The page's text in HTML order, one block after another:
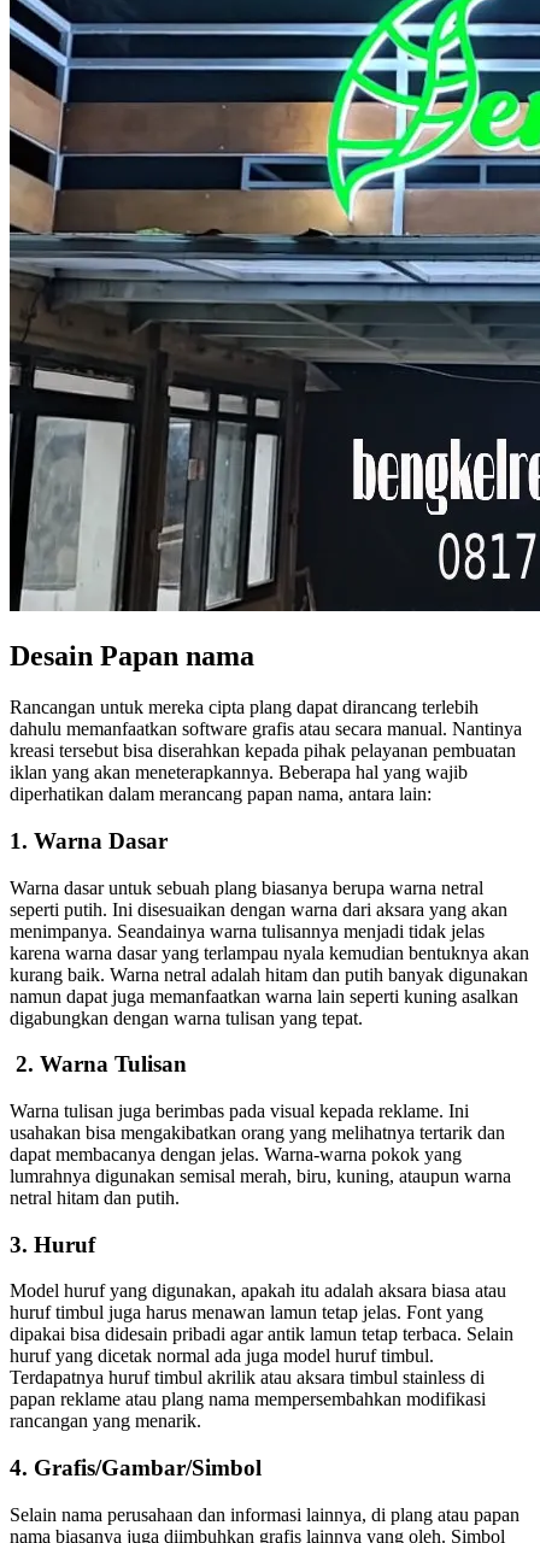
Desain Papan nama
Rancangan untuk mereka cipta plang dapat dirancang terlebih
dahulu memanfaatkan software grafis atau secara manual. Nantinya
kreasi tersebut bisa diserahkan kepada pihak pelayanan pembuatan
iklan yang akan meneterapkannya. Beberapa hal yang wajib
diperhatikan dalam merancang papan nama, antara lain:
1. Warna Dasar
Warna dasar untuk sebuah plang biasanya berupa warna netral
seperti putih. Ini disesuaikan dengan warna dari aksara yang akan
menimpanya. Seandainya warna tulisannya menjadi tidak jelas
karena warna dasar yang terlampau nyala kemudian bentuknya akan
kurang baik. Warna netral adalah hitam dan putih banyak digunakan
namun dapat juga memanfaatkan warna lain seperti kuning asalkan
digabungkan dengan warna tulisan yang tepat.
2. Warna Tulisan
Warna tulisan juga berimbas pada visual kepada reklame. Ini
usahakan bisa mengakibatkan orang yang melihatnya tertarik dan
dapat membacanya dengan jelas. Warna-warna pokok yang
lumrahnya digunakan semisal merah, biru, kuning, ataupun warna
netral hitam dan putih.
3. Huruf
Model huruf yang digunakan, apakah itu adalah aksara biasa atau
huruf timbul juga harus menawan lamun tetap jelas. Font yang
dipakai bisa didesain pribadi agar antik lamun tetap terbaca. Selain
huruf yang dicetak normal ada juga model huruf timbul.
Terdapatnya huruf timbul akrilik atau aksara timbul stainless di
papan reklame atau plang nama mempersembahkan modifikasi
rancangan yang menarik.
4. Grafis/Gambar/Simbol
Selain nama perusahaan dan informasi lainnya, di plang atau papan
nama biasanya juga diimbuhkan grafis lainnya yang oleh. Simbol